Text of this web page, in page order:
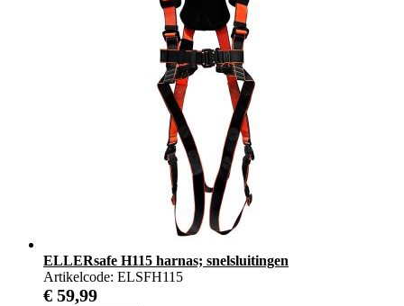
ELLERsafe H115 harnas; snelsluitingen
Artikelcode: ELSFH115
€ 59,99